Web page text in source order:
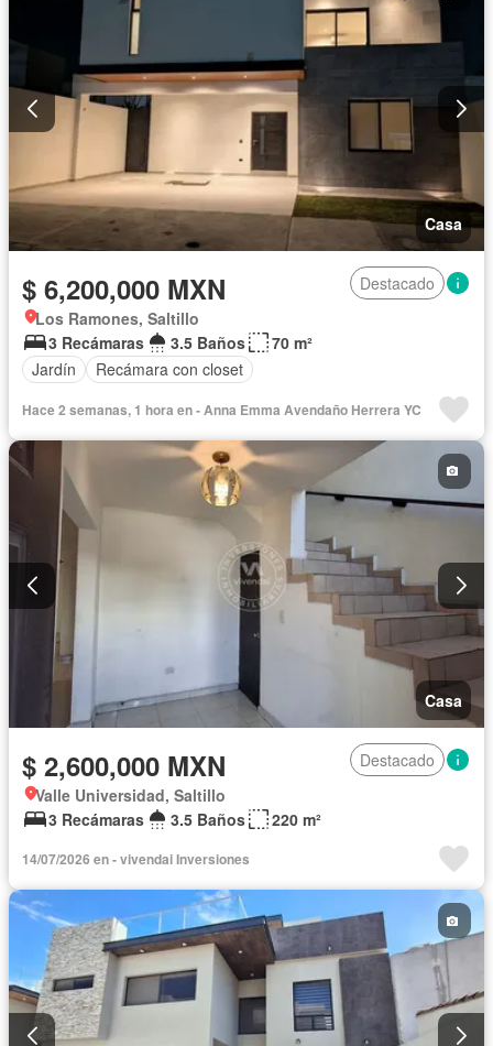
Casa
$ 6,200,000 MXN
Destacado
Los Ramones, Saltillo
3 Recámaras
3.5 Baños
70 m²
Jardín
Recámara con closet
Hace 2 semanas, 1 hora en - Anna Emma Avendaño Herrera YC
Casa
$ 2,600,000 MXN
Destacado
Valle Universidad, Saltillo
3 Recámaras
3.5 Baños 220 m²
14/07/2026 en - vivendai Inversiones